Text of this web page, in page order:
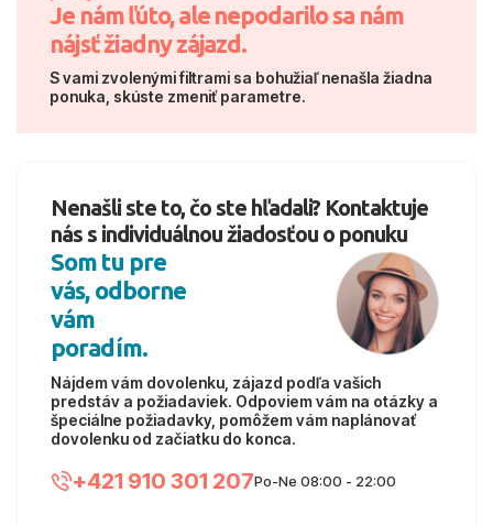
Je nám ľúto, ale nepodarilo sa nám
nájsť žiadny zájazd.
S vami zvolenými filtrami sa bohužiaľ nenašla žiadna
ponuka, skúste zmeniť parametre.
Nenašli ste to, čo ste hľadali? Kontaktuje
nás s individuálnou žiadosťou o ponuku
Som tu pre
vás, odborne
vám
poradím.
Nájdem vám dovolenku, zájazd podľa vašich
predstáv a požiadaviek. Odpoviem vám na otázky a
špeciálne požiadavky, pomôžem vám naplánovať
dovolenku od začiatku do konca.
+421 910 301 207Po-Ne 08:00 - 22:00